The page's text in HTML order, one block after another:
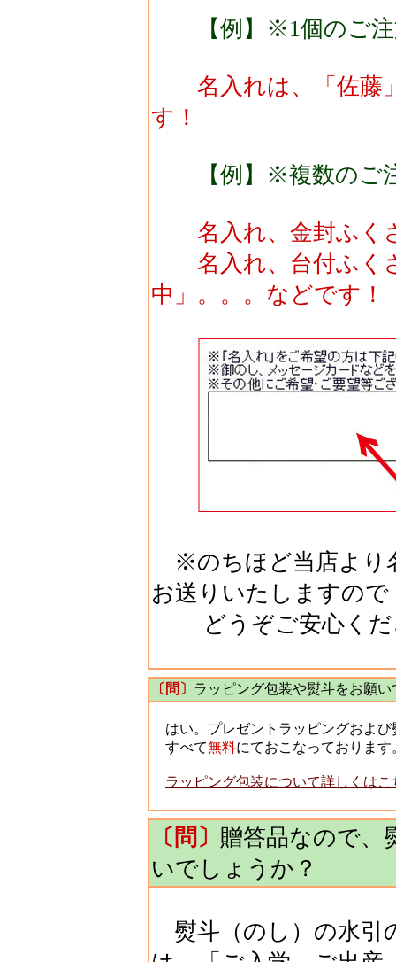
【例】※1個のご注
名入れは、「佐藤
す！
【例】※複数のご
名入れ、金封ふく
名入れ、台付ふく
中」。。。などです！
※のちほど当店より
お送りいたしますので
どうぞご安心くだ
〔問〕 ラッピング包装や熨斗をお願
はい。プレゼントラッピングおよび
すべて無料にておこなっております
ラッピング包装について詳しくは
〔問〕 贈答品なので、
いでしょうか？
熨斗（のし）の水引